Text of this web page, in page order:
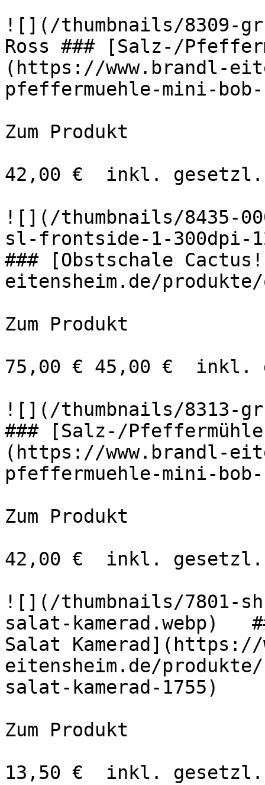
![](/thumbnails/8309-
Ross ### [Salz-/
(https://www.brandl-
pfeffermuehle-mini-bob-
Zum Produkt
42,00 €  inkl.
![](/thumbnails/8435-
sl-frontside-1-300dpi-
### [Obstschale
eitensheim.de/
Zum Produkt
75,00 € 45,00 €
![](/thumbnails/8313-
### [Salz-/
(https://www.brandl-
pfeffermuehle-mini-bob-
Zum Produkt
42,00 €  inkl.
![](/thumbnails/7801-
salat-kamerad.webp)
Salat Kamerad](https://
eitensheim.de/
salat-kamerad-1755)
Zum Produkt
13,50 €  inkl.